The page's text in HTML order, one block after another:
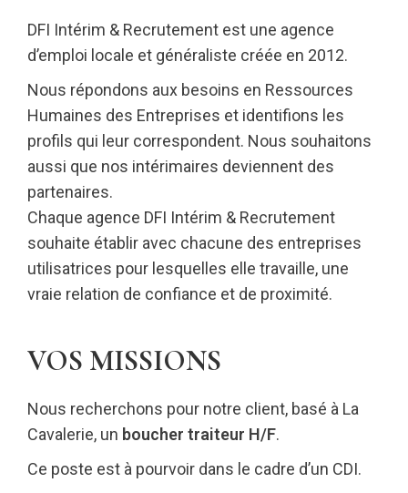
DFI Intérim & Recrutement est une agence
d’emploi locale et généraliste créée en 2012.
Nous répondons aux besoins en Ressources
Humaines des Entreprises et identifions les
profils qui leur correspondent. Nous souhaitons
aussi que nos intérimaires deviennent des
partenaires.
Chaque agence DFI Intérim & Recrutement
souhaite établir avec chacune des entreprises
utilisatrices pour lesquelles elle travaille, une
vraie relation de confiance et de proximité.
VOS MISSIONS
Nous recherchons pour notre client, basé à La
Cavalerie, un boucher traiteur H/F.
Ce poste est à pourvoir dans le cadre d’un CDI.